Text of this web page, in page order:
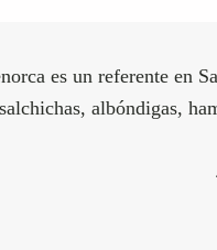
es un referente en
albóndigas,